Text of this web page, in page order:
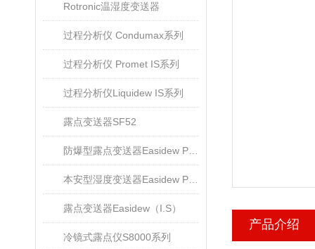
Rotronic温湿度变送器
过程分析仪 Condumax系列
过程分析仪 Promet IS系列
过程分析仪Liquidew IS系列
露点变送器SF52
露点变送器Easidew（I.S）
冷镜式露点仪S8000系列
产品介绍